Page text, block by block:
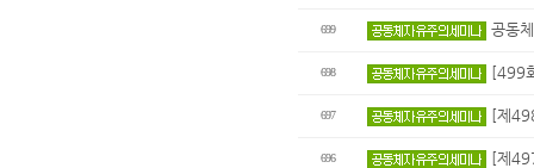
699 공동
698 [499
697 [제
696 [제